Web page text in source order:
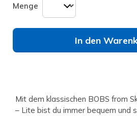
Menge
In den
Mit dem klassischen BOBS from
– Lite bist du immer bequem und